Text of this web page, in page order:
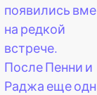
появились
на редкой
встрече.
После Пенни и
Раджа еще